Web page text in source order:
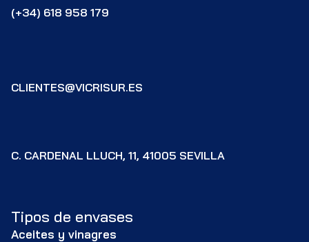
(+34) 618 958 179
CLIENTES@VICRISUR.ES
C. CARDENAL LLUCH, 11, 41005 SEVILLA
Tipos de envases
Aceites y vinagres